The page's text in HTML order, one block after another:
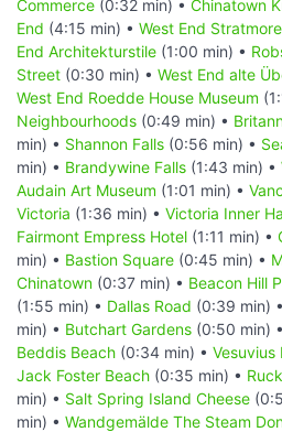
Commerce (0:32 min) • Chinatown
End (4:15 min) • West End
End Architekturstile (1:00 min) •
Street (0:30 min) • West End alte
West End Roedde House Museum
Neighbourhoods (0:49 min) •
min) • Shannon Falls (0:56 min) •
min) • Brandywine Falls (1:43 min) •
Audain Art Museum (1:01 min) •
Victoria (1:36 min) • Victoria Inner
Fairmont Empress Hotel (1:11 min) •
min) • Bastion Square (0:45 min) •
Chinatown (0:37 min) • Beacon Hill
(1:55 min) • Dallas Road (0:39 min) •
min) • Butchart Gardens (0:50 min) •
Beddis Beach (0:34 min) • Vesuvius
Jack Foster Beach (0:35 min) •
min) • Salt Spring Island Cheese
min) • Wandgemälde The Steam